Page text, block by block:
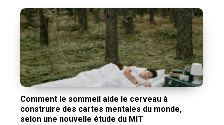
Comment le sommeil aide le cerveau à
construire des cartes mentales du monde,
selon une nouvelle étude du MIT